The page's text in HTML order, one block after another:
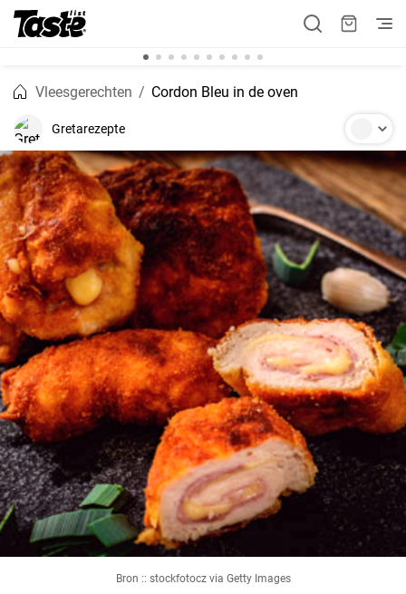
Vleesgerechten Cordon Bleu in de oven
Gretarezepte
Bron :: stockfotocz via Getty Images